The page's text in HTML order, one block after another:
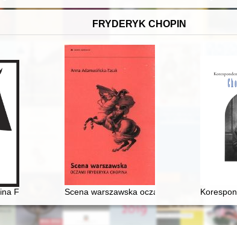
FRYDERYK CHOPIN
Fryderyka Chopina i Warszawa w latach 1832-1881. T. 3
Scena warszawska oczami Fryderyka